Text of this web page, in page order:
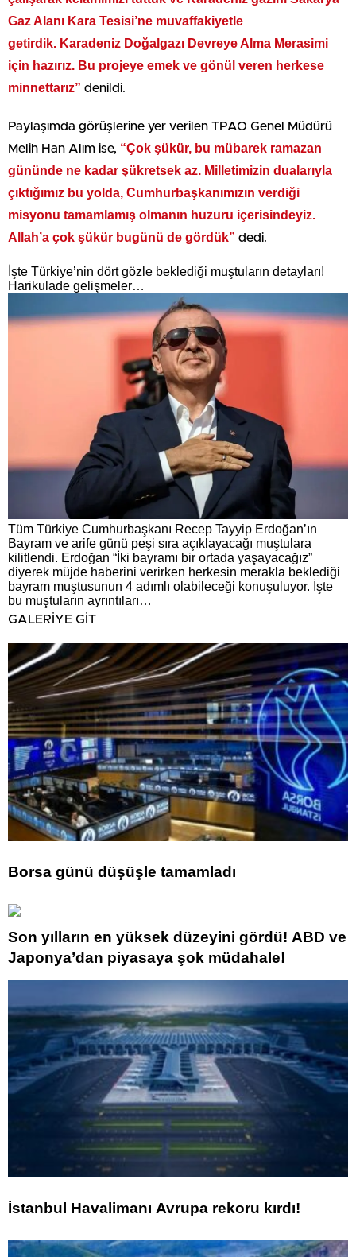
Gaz Alanı Kara Tesisi’ne muvaffakiyetle
getirdik. Karadeniz Doğalgazı Devreye Alma Merasimi
için hazırız. Bu projeye emek ve gönül veren herkese
minnettarız” denildi.
Paylaşımda görüşlerine yer verilen TPAO Genel Müdürü
Melih Han Alım ise, “Çok şükür, bu mübarek ramazan
gününde ne kadar şükretsek az. Milletimizin dualarıyla
çıktığımız bu yolda, Cumhurbaşkanımızın verdiği
misyonu tamamlamış olmanın huzuru içerisindeyiz.
Allah’a çok şükür bugünü de gördük” dedi.
İşte Türkiye’nin dört gözle beklediği muştuların detayları!
Harikulade gelişmeler…
Tüm Türkiye Cumhurbaşkanı Recep Tayyip Erdoğan’ın
Bayram ve arife günü peşi sıra açıklayacağı muştulara
kilitlendi. Erdoğan “İki bayramı bir ortada yaşayacağız”
diyerek müjde haberini verirken herkesin merakla beklediği
bayram muştusunun 4 adımlı olabileceği konuşuluyor. İşte
bu muştuların ayrıntıları…
GALERİYE GİT
Borsa günü düşüşle tamamladı
Son yılların en yüksek düzeyini gördü! ABD ve
Japonya’dan piyasaya şok müdahale!
İstanbul Havalimanı Avrupa rekoru kırdı!